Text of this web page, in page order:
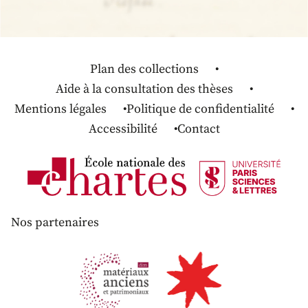
Plan des collections
Aide à la consultation des thèses
Mentions légales
Politique de confidentialité
Accessibilité
Contact
Nos partenaires